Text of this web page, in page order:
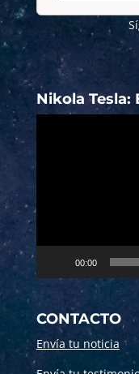
Nikola Tesla:
00:00
CONTACTO
Envía tu noticia